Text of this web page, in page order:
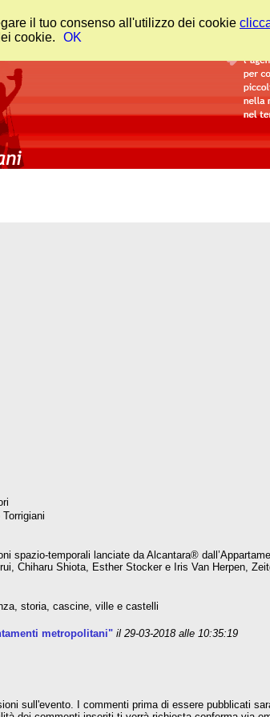
il tuo consenso all'utilizzo dei cookie
cookie.
OK
spazio-temporali lanciate da Alcantara®
Chiharu Shiota, Esther Stocker e Iris Van Herpen,
storia, cascine, ville e castelli
metropolitani" il 29-03-2018 alle 10:35:19
sull'evento. I commenti prima di essere pubblicati